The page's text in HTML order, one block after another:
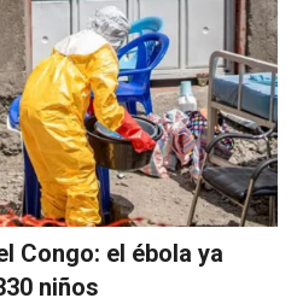
Congo: el ébola ya
niños